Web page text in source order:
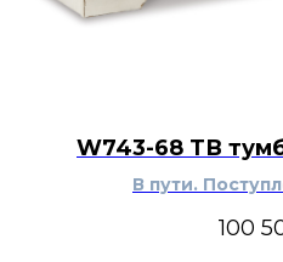
W743-68 ТВ
В пути.
100